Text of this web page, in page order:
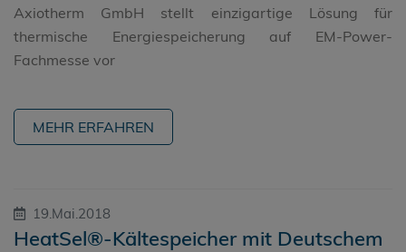
Axiotherm GmbH stellt einzigartige Lösung für
thermische Energiespeicherung auf EM-Power-
Fachmesse vor
MEHR ERFAHREN
19.Mai.2018
HeatSel®-Kältespeicher mit Deutschem